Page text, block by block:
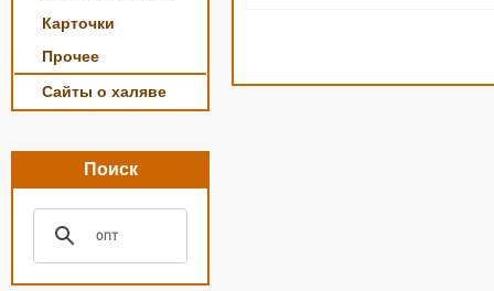
Карточки
Прочее
Сайты о халяве
Поиск